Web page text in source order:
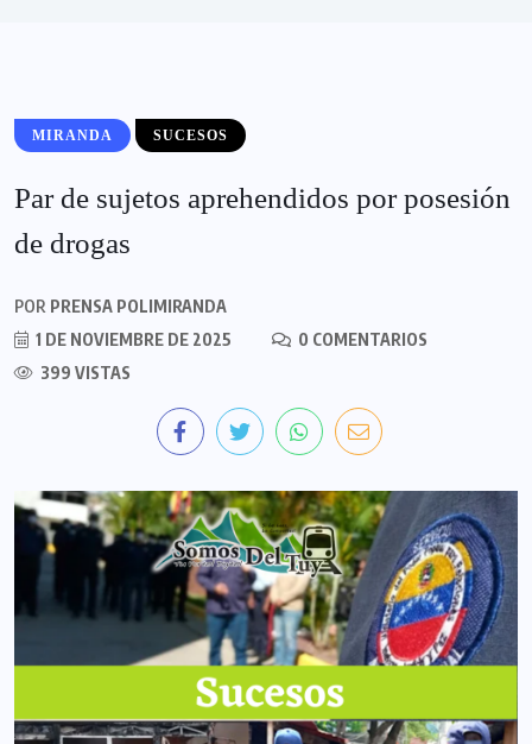
MIRANDA SUCESOS
Par de sujetos aprehendidos por posesión
de drogas
POR PRENSA POLIMIRANDA
1 DE NOVIEMBRE DE 2025
0 COMENTARIOS
399 VISTAS